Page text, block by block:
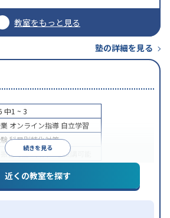
教室をもっと見る
塾の詳細を見る
続きを見る
中1 ~ 3
オンライン指導 自立学習
科目別特化対策
振替可能1科目から受講可能
近くの教室を探す